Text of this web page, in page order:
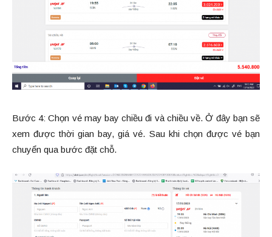
Bước 4: Chọn vé may bay chiều đi và chiều về. Ở đây bạn sẽ
xem được thời gian bay, giá vé. Sau khi chọn được vé bạn
chuyển qua bước đặt chỗ.